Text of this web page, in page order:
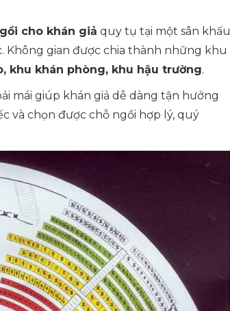
cho khán giả quy tụ tại một sân khấu
Không gian được chia thành những khu
khu khán phòng, khu hậu trường.
mái giúp khán giả dễ dàng tận hưởng
và chọn được chỗ ngồi hợp lý, quý